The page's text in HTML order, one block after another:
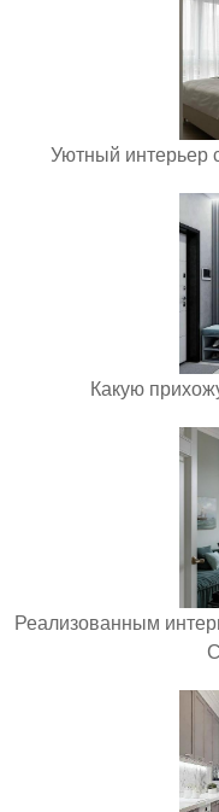
Уютный интерьер
Какую
Реализованным